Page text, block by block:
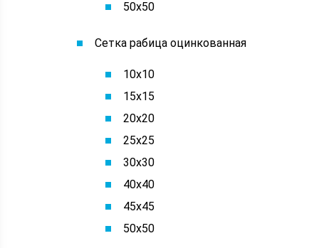
50х50
Сетка рабица оцинкованная
10х10
15х15
20х20
25х25
30х30
40х40
45х45
50х50